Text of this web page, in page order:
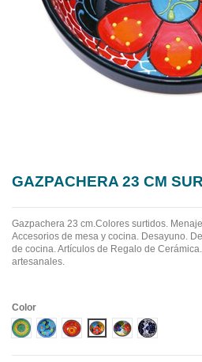
GAZPACHERA 23 CM
Gazpachera 23 cm.Colores surtidos.
Accesorios de mesa y cocina. Desayuno.
de cocina. Artículos de Regalo de
artesanales.
Color
Diseño 1Diseño 2Diseño 3Diseño 4Diseño 5Diseño 6